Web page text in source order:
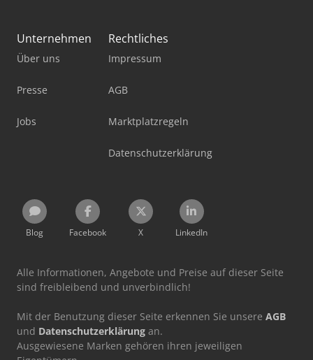
Unternehmen
Über uns
Presse
Jobs
Rechtliches
Impressum
AGB
Marktplatzregeln
Datenschutzerklärung
Blog Facebook X LinkedIn
Alle Informationen, Angebote und Preise auf dieser Seite
sind freibleibend und unverbindlich!
Mit der Benutzung dieser Seite erkennen Sie unsere AGB
und Datenschutzerklärung an.
Ausgewiesene Marken gehören ihren jeweiligen